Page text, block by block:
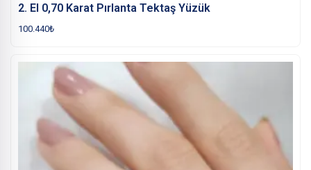
2. El 0,70 Karat Pırlanta Tektaş Yüzük
100.440₺